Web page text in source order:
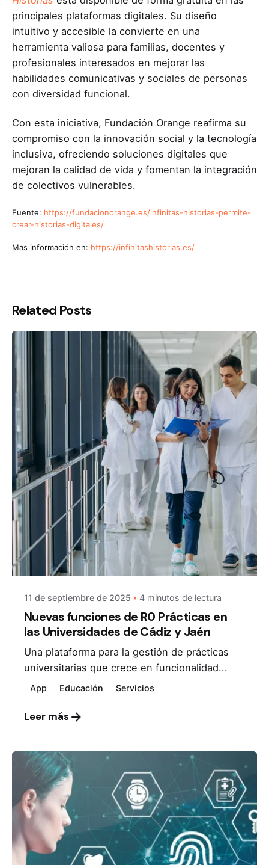
principales plataformas digitales. Su diseño
intuitivo y accesible la convierte en una
herramienta valiosa para familias, docentes y
profesionales interesados en mejorar las
habilidades comunicativas y sociales de personas
con diversidad funcional.
Con esta iniciativa, Fundación Orange reafirma su
compromiso con la innovación social y la tecnología
inclusiva, ofreciendo soluciones digitales que
mejoran la calidad de vida y fomentan la integración
de colectivos vulnerables.
Fuente: https://fundacionorange.es/infinitas-historias-permite-
crear-historias-digitales/
Mas información en: https://infinitashistorias.es/
Related Posts
11 de septiembre de 2025 4 minutos de lectura
Nuevas funciones de R0 Prácticas en
las Universidades de Cádiz y Jaén
Una plataforma para la gestión de prácticas
universitarias que crece en funcionalidad...
App Educación Servicios
Leer más